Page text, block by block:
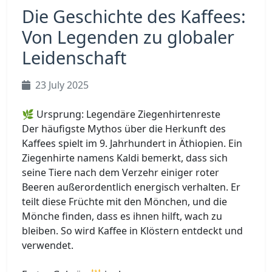
Die Geschichte des Kaffees:
Von Legenden zu globaler
Leidenschaft
23 July 2025
🌿 Ursprung: Legendäre Ziegenhirtenreste
Der häufigste Mythos über die Herkunft des
Kaffees spielt im 9. Jahrhundert in Äthiopien. Ein
Ziegenhirte namens Kaldi bemerkt, dass sich
seine Tiere nach dem Verzehr einiger roter
Beeren außerordentlich energisch verhalten. Er
teilt diese Früchte mit den Mönchen, und die
Mönche finden, dass es ihnen hilft, wach zu
bleiben. So wird Kaffee in Klöstern entdeckt und
verwendet.